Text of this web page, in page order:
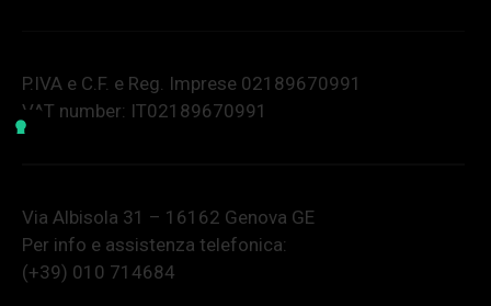
P.IVA e C.F. e Reg. Imprese 02189670991
VAT number: IT02189670991
Via Albisola 31 – 16162 Genova GE
Per info e assistenza telefonica:
(+39) 010 714684